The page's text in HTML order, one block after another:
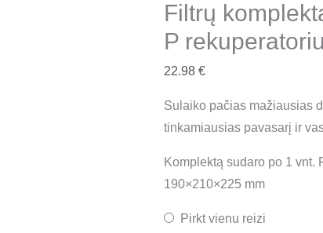
Filtrų
P
22.98€
Sulaiko pačias mažiausias
tinkamiausias pavasarį ir
Komplektą sudaro po 1 vnt.
190×210×225 mm
Pirkt vienu reizi